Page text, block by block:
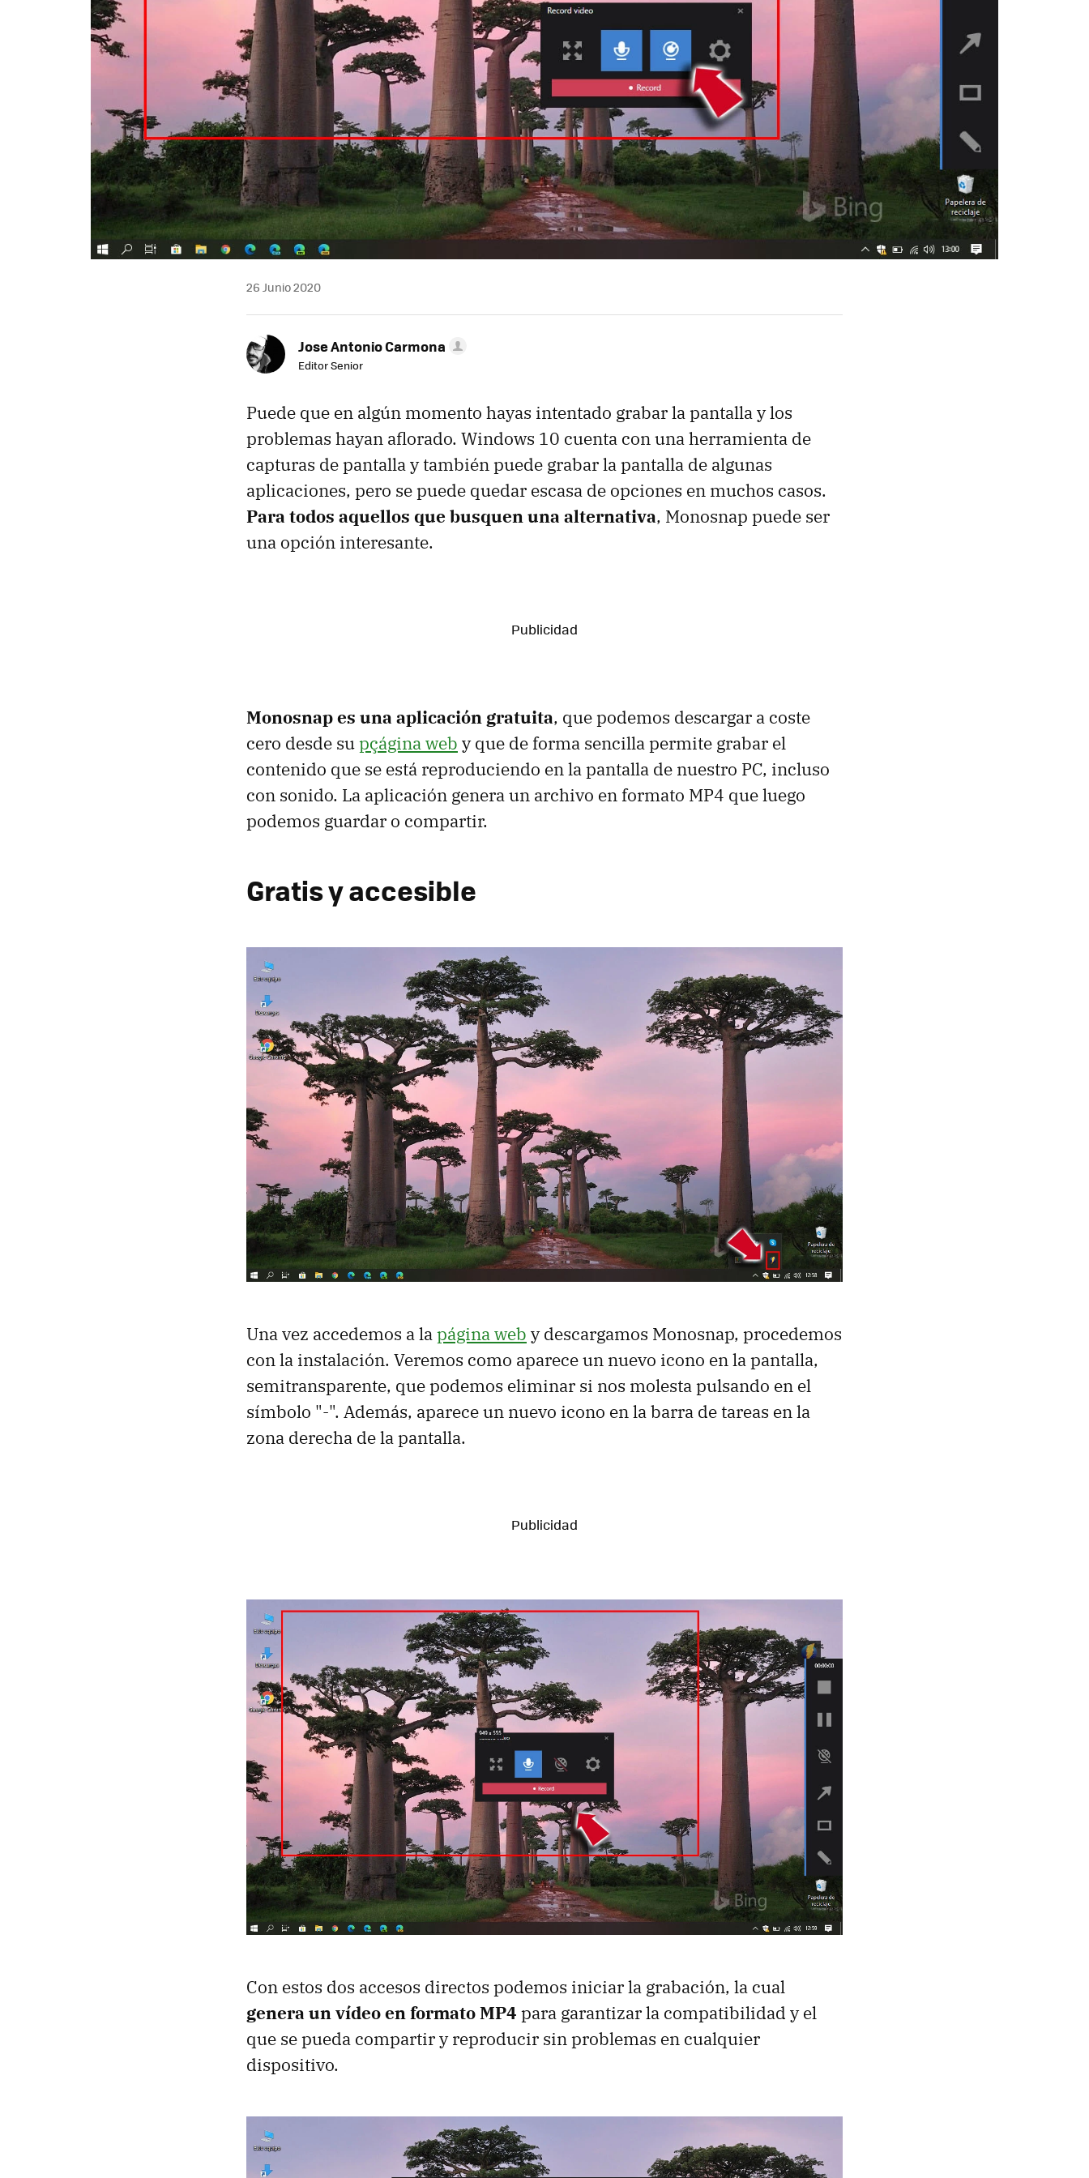
26 Junio 2020
Jose Antonio Carmona
Editor Senior
Puede que en algún momento hayas intentado grabar la pantalla y los
problemas hayan aflorado. Windows 10 cuenta con una herramienta de
capturas de pantalla y también puede grabar la pantalla de algunas
aplicaciones, pero se puede quedar escasa de opciones en muchos casos.
Para todos aquellos que busquen una alternativa, Monosnap puede ser
una opción interesante.
Monosnap es una aplicación gratuita, que podemos descargar a coste
cero desde supçágina web y que de forma sencilla permite grabar el
contenido que se está reproduciendo en la pantalla de nuestro PC, incluso
con sonido. La aplicación genera un archivo en formato MP4 que luego
podemos guardar o compartir.
Gratis y accesible
Una vez accedemos a lapágina web y descargamos Monosnap, procedemos
con la instalación. Veremos como aparece un nuevo icono en la pantalla,
semitransparente, que podemos eliminar si nos molesta pulsando en el
símbolo "-". Además, aparece un nuevo icono en la barra de tareas en la
zona derecha de la pantalla.
Con estos dos accesos directos podemos iniciar la grabación, la cual
genera un vídeo en formato MP4 para garantizar la compatibilidad y el
que se pueda compartir y reproducir sin problemas en cualquier
dispositivo.